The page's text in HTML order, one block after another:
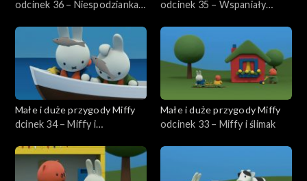
odcinek 36 – Niespodzianka
odcinek 35 – Wspaniały
Małe i duże przygody Miffy
dcinek 34 – Miffy i
Małe i duże przygody Miffy
odcinek 33 – Miffy i ślimak